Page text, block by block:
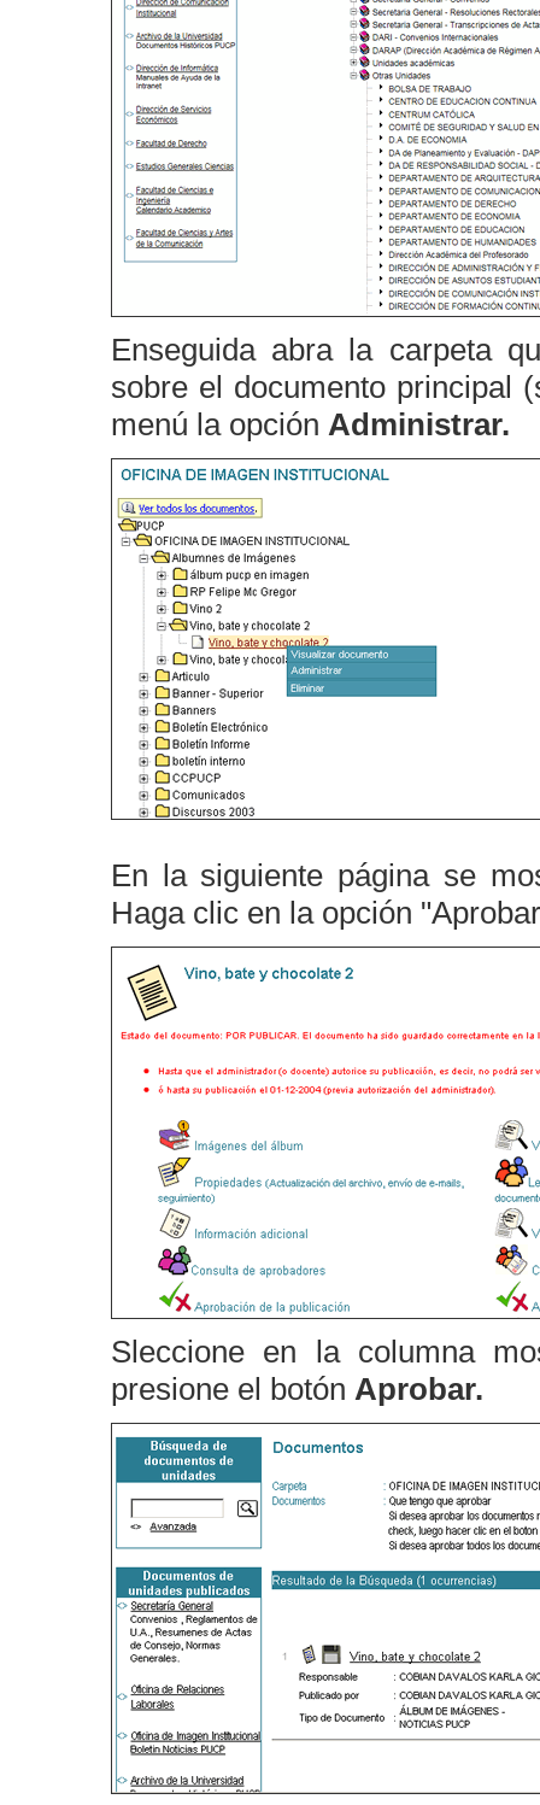
Enseguida abra la carpeta
sobre el documento principal
menú la opción Administrar.
En la siguiente página se
Haga clic en la opción
Sleccione en la columna
presione el botón Aprobar.